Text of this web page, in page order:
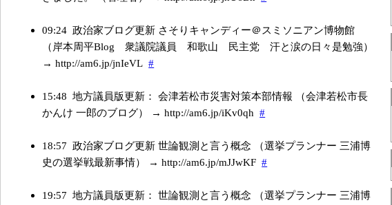
09:24 政治家ブログ更新 さそりキャンディー＠スミソニアン博物館
（岸本周平Blog 衆議院議員 和歌山 民主党 汗と涙の日々是勉強）
→ http://am6.jp/jnIeVL #
15:48 地方議員版更新： 会津若松市災害対策本部情報 （会津若松市長
かんけ 一郎のブログ） → http://am6.jp/iKv0qh #
18:57 政治家ブログ更新 世論観測と言う概念 （選挙プランナー 三浦博
史の選挙戦最新事情） → http://am6.jp/mJJwKF #
19:57 地方議員版更新： 世論観測と言う概念 （選挙プランナー 三浦博